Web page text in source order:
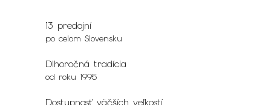
13 predajní
po celom Slovensku
Dlhoročná tradícia
od roku 1995
Dostupnosť väčších veľkostí